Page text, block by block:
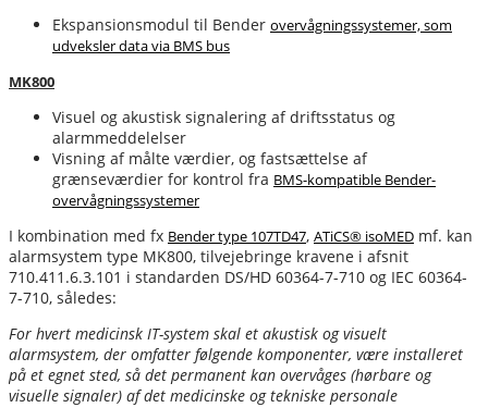
Ekspansionsmodul til Bender overvågningssystemer, som
udveksler data via BMS bus
MK800
Visuel og akustisk signalering af driftsstatus og
alarmmeddelelser
Visning af målte værdier, og fastsættelse af
grænseværdier for kontrol fra BMS-kompatible Bender-
overvågningssystemer
I kombination med fx Bender type 107TD47, ATiCS® isoMED mf. kan
alarmsystem type MK800, tilvejebringe kravene i afsnit
710.411.6.3.101 i standarden DS/HD 60364-7-710 og IEC 60364-
7-710, således:
For hvert medicinsk IT-system skal et akustisk og visuelt
alarmsystem, der omfatter følgende komponenter, være installeret
på et egnet sted, så det permanent kan overvåges (hørbare og
visuelle signaler) af det medicinske og tekniske personale